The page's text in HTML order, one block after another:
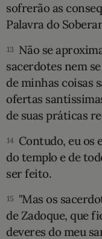
sofrerão as
Palavra do
13 Não se
sacerdotes nem
de minhas coisas
ofertas
de suas práticas
14 Contudo, eu os
do templo e de
ser feito.
15 "Mas os
de Zadoque, que
deveres do meu